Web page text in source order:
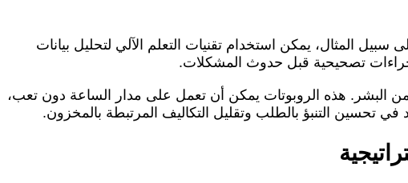
المثال، يمكن استخدام تقنيات التعلم الآلي لتحليل بيانات
إجراءات تصحيحية قبل حدوث المشكلات.
من البشر. هذه الروبوتات يمكن أن تعمل على مدار الساعة دون تعب،
تحسين التنبؤ بالطلب وتقليل التكاليف المرتبطة بالمخزون.